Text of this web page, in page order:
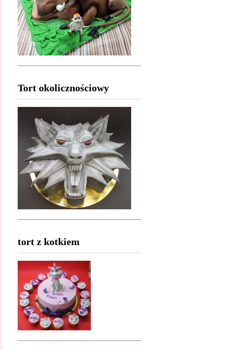
Tort okolicznościowy
tort z kotkiem